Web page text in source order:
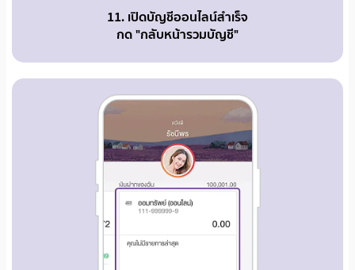
11. เปิดบัญชีออนไลน์สำเร็จ
กด "กลับหน้ารวมบัญชี"